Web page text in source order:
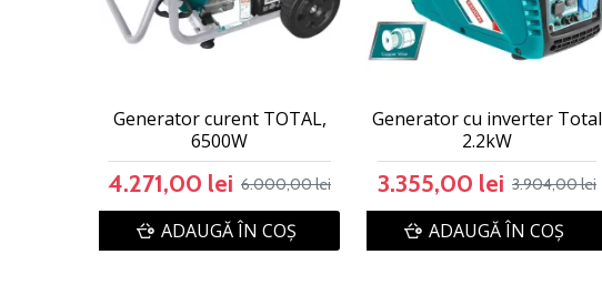
Generator curent TOTAL,
6500W
4.271,00 lei 6.000,00 lei
ADAUGĂ ÎN COŞ
Generator cu inverter Total
2.2kW
3.355,00 lei 3.904,00 lei
ADAUGĂ ÎN COŞ